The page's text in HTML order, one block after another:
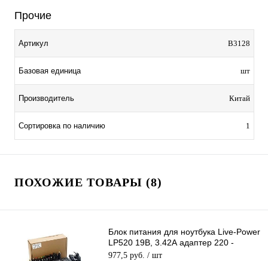
Прочие
Артикул B3128
Базовая единица шт
Производитель Китай
Сортировка по наличию 1
ПОХОЖИЕ ТОВАРЫ (8)
Блок питания для ноутбука Live-Power
LP520 19В, 3.42А адаптер 220 -
19V/3.42A, + 28 насадок
977,5 руб. / шт